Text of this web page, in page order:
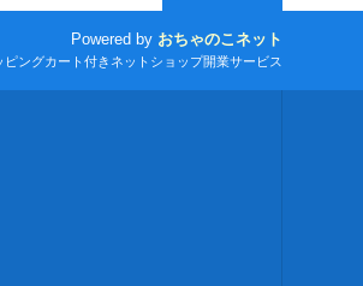
Powered by おちゃのこネット
ングカート付きネットショップ開業サービス